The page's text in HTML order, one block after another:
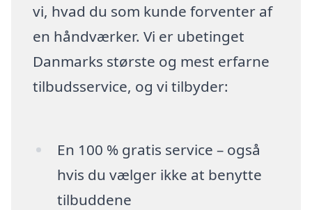
vi, hvad du som kunde forventer af
en håndværker. Vi er ubetinget
Danmarks største og mest erfarne
tilbudsservice, og vi tilbyder:
En 100 % gratis service – også
hvis du vælger ikke at benytte
tilbuddene